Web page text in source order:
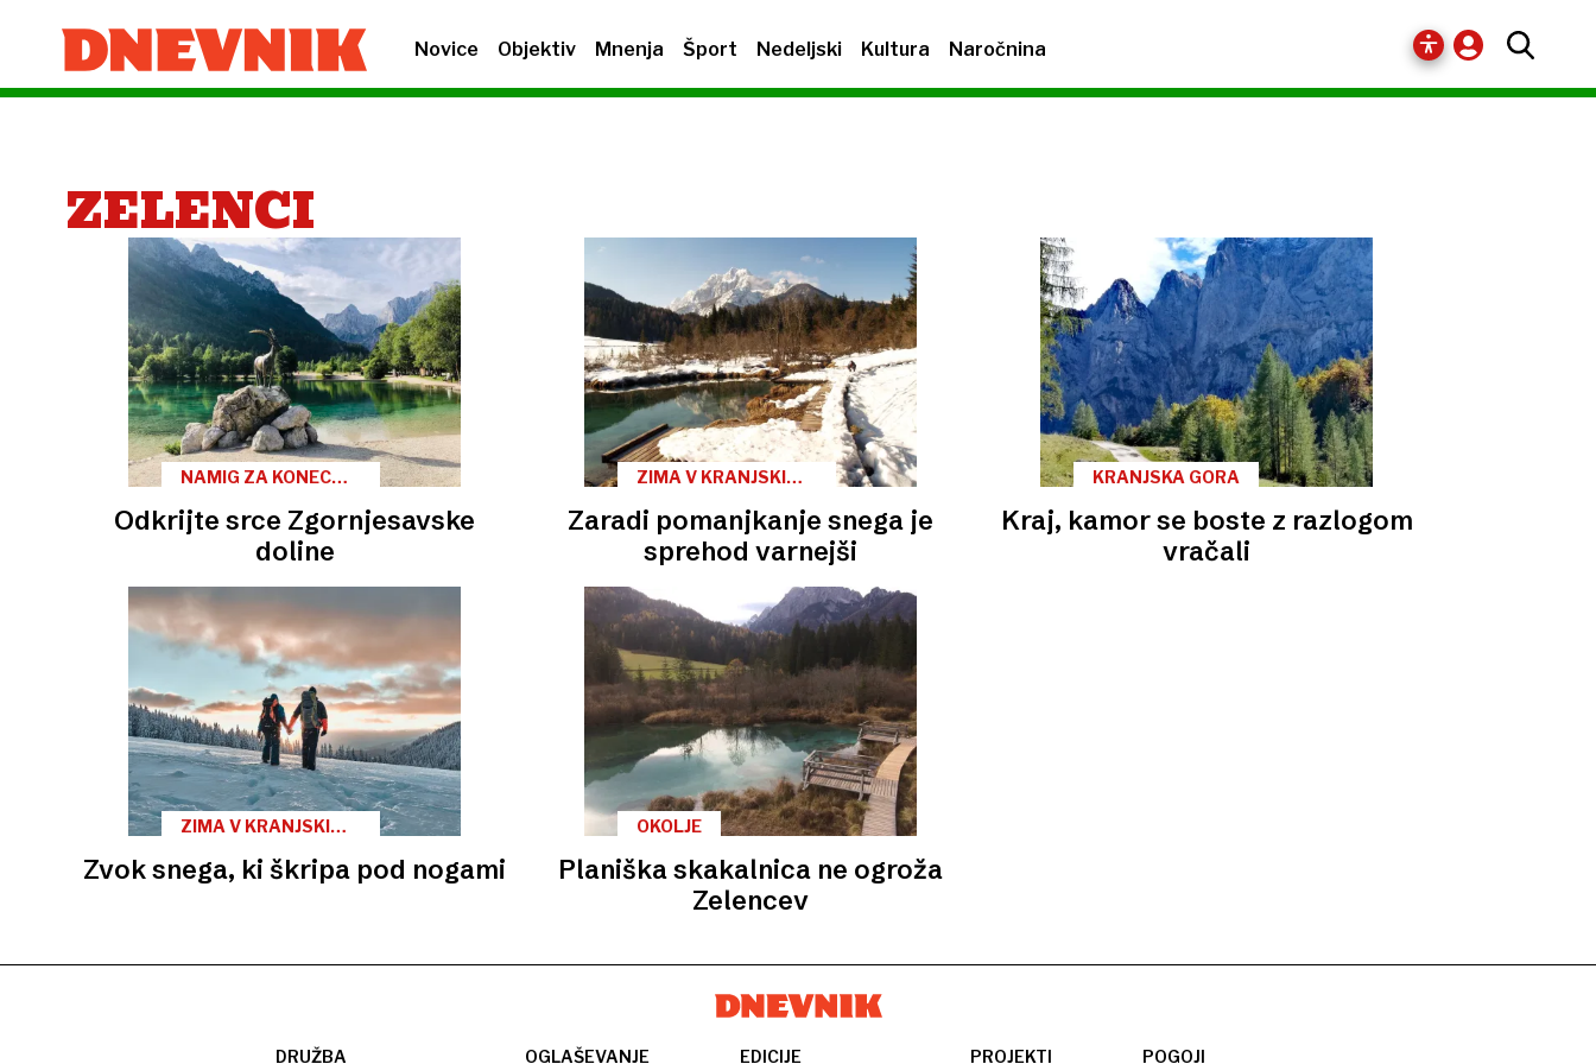
Novice Objektiv Mnenja Šport Nedeljski Kultura Naročnina
ZELENCI
NAMIG ZA KONEC
Odkrijte srce Zgornjesavske
doline
ZIMA V KRANJSKI
Zaradi pomanjkanje snega je
sprehod varnejši
KRANJSKA GORA
Kraj, kamor se boste z razlogom
vračali
ZIMA V KRANJSKI
Zvok snega, ki škripa pod nogami
OKOLJE
Planiška skakalnica ne ogroža
Zelencev
DRUŽBA OGLAŠEVANJE EDICIJE PROJEKTI POGOJI